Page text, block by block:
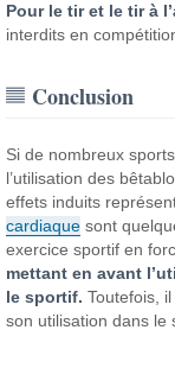
Pour le tir et le tir à
interdits en
Conclusion
Si de nombreux
l’utilisation des
effets induits
cardiaque sont
exercice sportif en
mettant en avant
le sportif.Toutefois,
son utilisation dans le